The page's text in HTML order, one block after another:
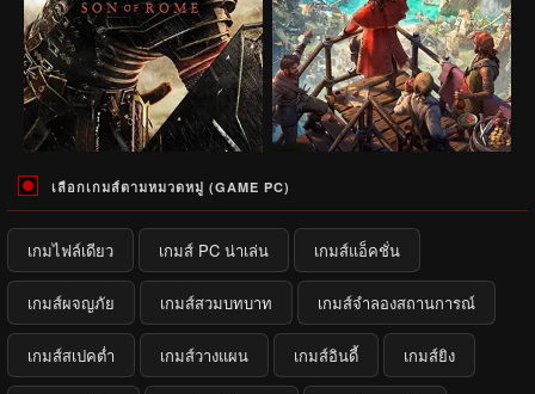
เลือกเกมส์ตามหมวดหมู่ (GAME PC)
เกมไฟล์เดียว เกมส์ PC น่าเล่น เกมส์แอ็คชั่น
เกมส์ผจญภัย เกมส์สวมบทบาท เกมส์จำลองสถานการณ์
เกมส์สเปคต่ำ เกมส์วางแผน เกมส์อินดี้ เกมส์ยิง